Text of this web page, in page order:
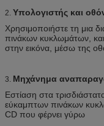
2. Υπολογιστής και
Χρησιμοποιήστε τη μια
πινάκων κυκλωμάτων,
στην εικόνα, μέσω της
3. Μηχάνημα
Εστίαση στα
εύκαμπτων πινάκων
CD που φέρνει γύρω